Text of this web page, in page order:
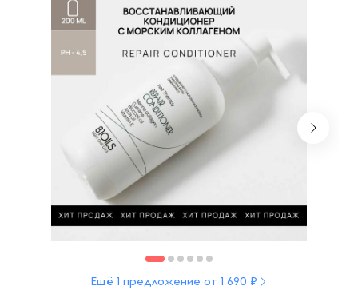
Ещё 1 предложение от 1 690 ₽